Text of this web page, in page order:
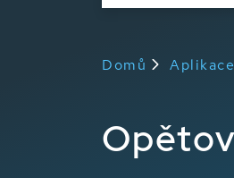
Domů Aplikace